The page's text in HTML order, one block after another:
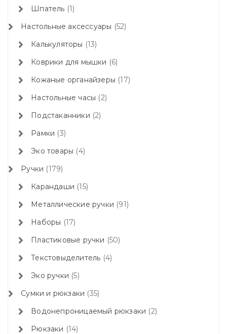
Шпатель 1
Настольные аксессуары
52
Калькуляторы
13
Коврики для мышки
6
Кожаные органайзеры 17
Настольные часы
2
Подстаканники 2
Рамки
3
Эко товары
4
Ручки
179
Карандаши 15
Металлические ручки
91
Наборы
17
Пластиковые ручки
50
Текстовыделитель 4
Эко ручки 5
Сумки и рюкзаки
35
Водонепроницаемый рюкзаки
2
Рюкзаки
14